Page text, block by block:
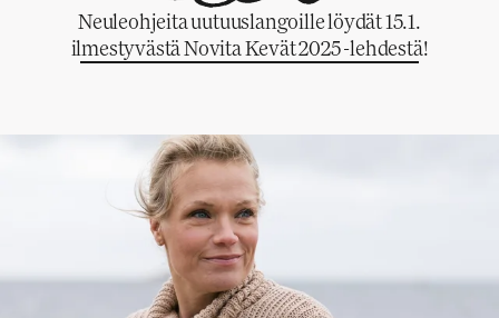
Neuleohjeita uutuuslangoille löydät 15.1.
ilmestyvästä Novita Kevät 2025 -lehdestä!